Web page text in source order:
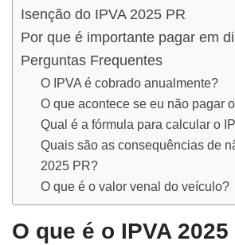
Isenção do IPVA 2025 PR
Por que é importante pagar em
Perguntas Frequentes
O IPVA é cobrado anualmente?
O que acontece se eu não pagar
Qual é a fórmula para calcular o
Quais são as consequências de
2025 PR?
O que é o valor venal do veículo?
O que é o IPVA